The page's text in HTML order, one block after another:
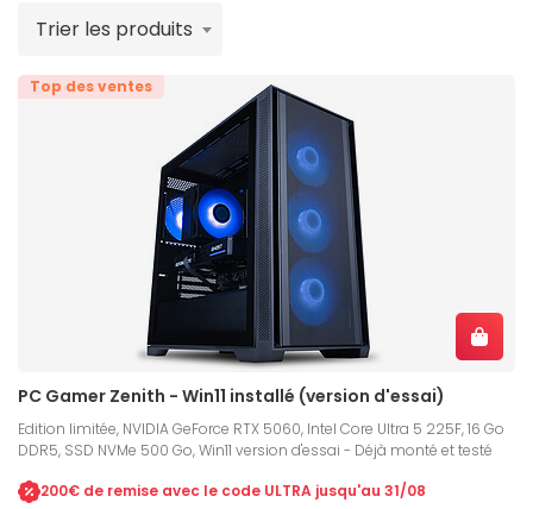
Trier les produits
Top des ventes
PC Gamer Zenith - Win11 installé (version d'essai)
Edition limitée, NVIDIA GeForce RTX 5060, Intel Core Ultra 5 225F, 16 Go
DDR5, SSD NVMe 500 Go, Win11 version d'essai - Déjà monté et testé
200€ de remise avec le code ULTRA jusqu'au 31/08